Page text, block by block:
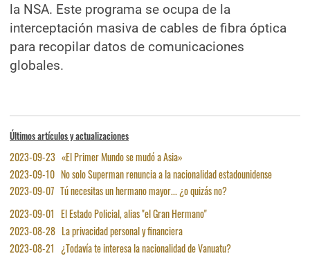
la NSA. Este programa se ocupa de la
interceptación masiva de cables de fibra óptica
para recopilar datos de comunicaciones
globales.
Últimos artículos y actualizaciones
2023-09-23 «El Primer Mundo se mudó a Asia»
2023-09-10 No solo Superman renuncia a la nacionalidad estadounidense
2023-09-07 Tú necesitas un hermano mayor... ¿o quizás no?
2023-09-01 El Estado Policial, alias "el Gran Hermano"
2023-08-28 La privacidad personal y financiera
2023-08-21 ¿Todavía te interesa la nacionalidad de Vanuatu?